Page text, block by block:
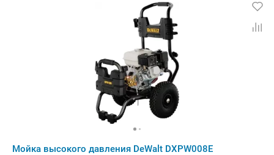
Мойка высокого давления DeWalt DXPW008E